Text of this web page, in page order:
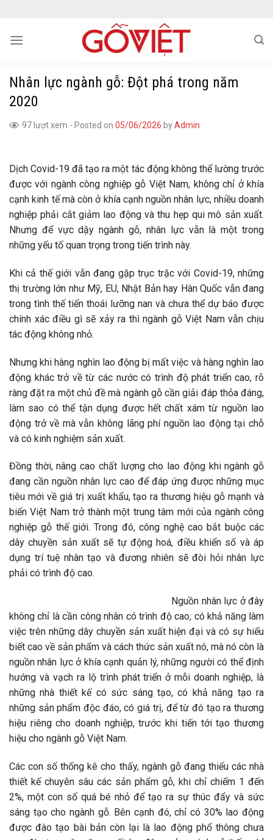
content
Nhân lực ngành gỗ: Đột phá trong năm
2020
97 lượt xem - Posted on 05/06/2026 byAdmin
Dịch Covid-19 đã tạo ra một tác động không thể lường trước
được với ngành công nghiệp gỗ Việt Nam, không chỉ ở khía
cạnh kinh tế mà còn ở khía cạnh nguồn nhân lực, nhiều doanh
nghiệp phải cắt giảm lao động và thu hẹp qui mô sản xuất.
Nhưng để vực dậy ngành gỗ, nhân lực vẫn là một trong
những yếu tố quan trọng trong tiến trình này.
Khi cả thế giới vẫn đang gặp trục trặc với Covid-19, những
thị trường lớn như Mỹ, EU, Nhật Bản hay Hàn Quốc vẫn đang
trong tình thế tiến thoái lưỡng nan và chưa thể dự báo được
chính xác điều gì sẽ xảy ra thì ngành gỗ Việt Nam vẫn chịu
tác động không nhỏ.
Nhưng khi hàng nghìn lao động bị mất việc và hàng nghìn lao
động khác trở về từ các nước có trình độ phát triển cao, rõ
ràng đặt ra một chủ đề mà ngành gỗ cần giải đáp thỏa đáng,
làm sao có thể tận dụng được hết chất xám từ nguồn lao
động trở về mà vẫn không lãng phí nguồn lao động tại chỗ
và có kinh nghiệm sản xuất.
Đồng thời, nâng cao chất lượng cho lao động khi ngành gỗ
đang cần nguồn nhân lực cao để đáp ứng được những mục
tiêu mới về giá trị xuất khẩu, tạo ra thương hiệu gỗ mạnh và
biến Việt Nam trở thành một trung tâm mới của ngành công
nghiệp gỗ thế giới. Trong đó, công nghệ cao bắt buộc các
dây chuyền sản xuất sẽ tự động hoá, điều khiển số và áp
dụng trí tuệ nhân tạo và đương nhiên sẽ đòi hỏi nhân lực
phải có trình độ cao.
Nguồn nhân lực ở đây
không chỉ là cần công nhân có trình độ cao, có khả năng làm
việc trên những dây chuyền sản xuất hiện đại và có sự hiểu
biết cao về sản phẩm và cách thức sản xuất nó, mà nó còn là
nguồn nhân lực ở khía cạnh quản lý, những người có thể định
hướng và vạch ra lộ trình phát triển ở mỗi doanh nghiệp, là
những nhà thiết kế có sức sáng tạo, có khả năng tạo ra
những sản phẩm độc đáo, có giá trị, để từ đó tạo ra thương
hiệu riêng cho doanh nghiệp, trước khi tiến tới tạo thương
hiệu cho ngành gỗ Việt Nam.
Các con số thống kê cho thấy, ngành gỗ đang thiếu các nhà
thiết kế chuyên sâu các sản phẩm gỗ, khi chỉ chiếm 1 đến
2%, một con số quá bé nhỏ để tạo ra sự thúc đẩy và sức
sáng tạo cho ngành gỗ. Bên cạnh đó, chỉ có 30% lao động
được đào tạo bài bản còn lại là lao động phổ thông chưa